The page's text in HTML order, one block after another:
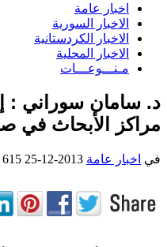
اخبار عامة
الاخبار السورية
الاخبار الكردستانية
الاخبار المحلية
مـنـــوعـــات
د. سامان سوراني :
مراكز الأبحاث في
في اخبار عامة 2013-12-25 615 زيارة